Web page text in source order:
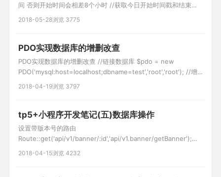
间 否则开始时间会相差8个小时 //获取今日开始时间戳和结束时
2018-05-28浏览 3775
PDO实现数据库的增删改查
PDO实现数据库的增删改查 //链接数据库 $pdo = new
PDO('mysql:host=localhost;dbname=test','root','root'); //增
$res = $pdo->exec("insert into user(name) values('测试
2018-04-19浏览 3797
tp5+小程序开发笔记(五)数据库操作
设置带版本号的路由
Route::get('api/v1/banner/:id','api/v1.banner/getBanner');
1.tp5原生sql use think\Db; Db::query("select * from user
2018-04-15浏览 4232